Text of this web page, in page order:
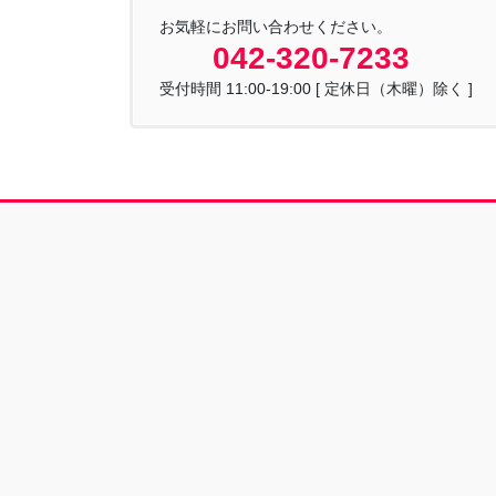
お気軽にお問い合わせください。
042-320-7233
受付時間 11:00-19:00 [ 定休日（木曜）除く ]